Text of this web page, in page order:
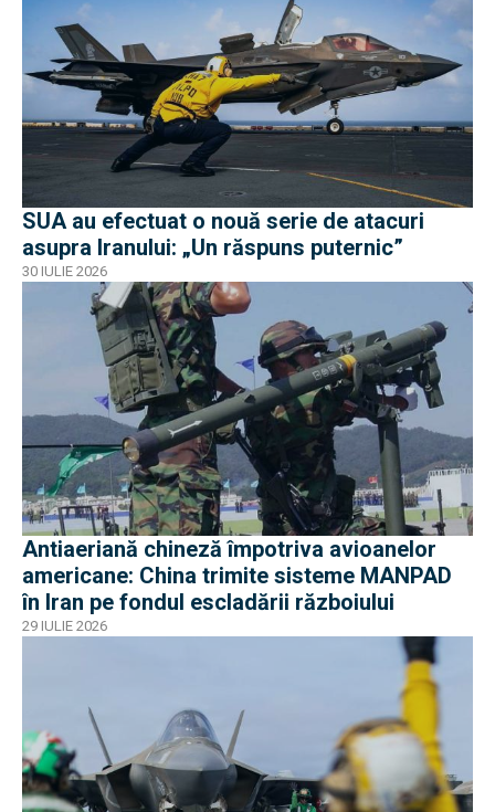
SUA au efectuat o nouă serie de atacuri
asupra Iranului: „Un răspuns puternic”
30 IULIE 2026
Antiaeriană chineză împotriva avioanelor
americane: China trimite sisteme MANPAD
în Iran pe fondul escladării războiului
29 IULIE 2026